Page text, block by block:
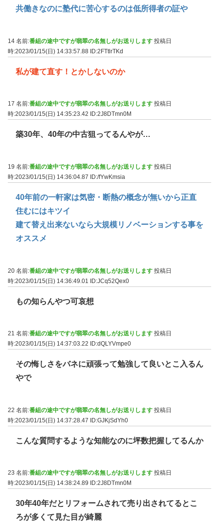
共働きなのに塾代に苦心するのは低所得者の証や
14 名前:番組の途中ですが翡翠の名無しがお送りします 投稿日
時:2023/01/15(日) 14:33:57.88 ID:2FTtlrTKd
私が建て直す！とかしないのか
17 名前:番組の途中ですが翡翠の名無しがお送りします 投稿日
時:2023/01/15(日) 14:35:23.42
ID:2J8DTmn0M
築30年、40年の中古狙ってるんやが…
19 名前:番組の途中ですが翡翠の名無しがお送りします 投稿日
時:2023/01/15(日) 14:36:04.87
ID:/fYwKmsia
40年前の一軒家は気密・断熱の概念が無いから正直
住むにはキツイ
建て替え出来ないなら大規模リノベーションする事を
オススメ
20 名前:番組の途中ですが翡翠の名無しがお送りします 投稿日
時:2023/01/15(日) 14:36:49.01 ID:JCq52Qex0
もの知らんやつ可哀想
21 名前:番組の途中ですが翡翠の名無しがお送りします 投稿日
時:2023/01/15(日) 14:37:03.22
ID:dQLYVmpe0
その悔しさをバネに頑張って勉強して良いとこ入るん
やで
22 名前:番組の途中ですが翡翠の名無しがお送りします 投稿日
時:2023/01/15(日) 14:37:28.47 ID:GJKjSdYh0
こんな質問するような知能なのに坪数把握してるんか
23 名前:番組の途中ですが翡翠の名無しがお送りします 投稿日
時:2023/01/15(日) 14:38:24.89
ID:2J8DTmn0M
30年40年だとリフォームされて売り出されてるとこ
ろが多くて見た目が綺麗